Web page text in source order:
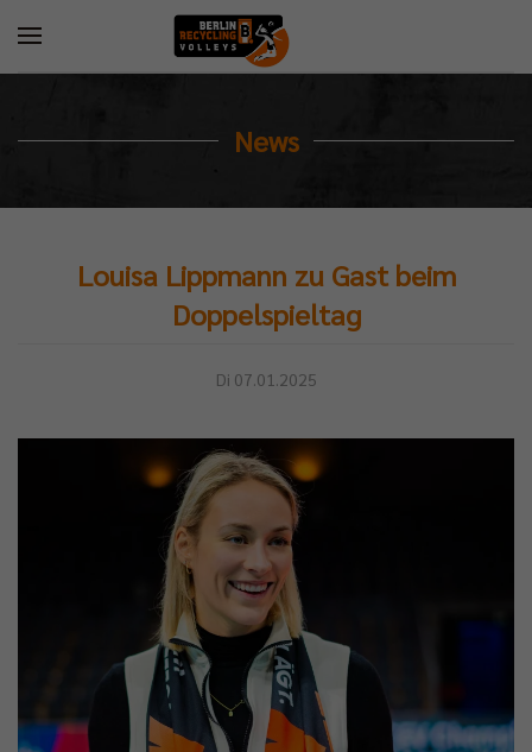
News
Louisa Lippmann zu Gast beim
Doppelspieltag
Di 07.01.2025